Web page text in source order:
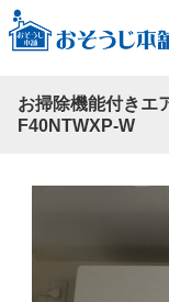
お掃除機能付き
F40NTWXP-W